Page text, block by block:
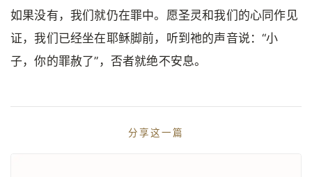
如果没有，我们就仍在罪中。愿圣灵和我们的心同作见
证，我们已经坐在耶稣脚前，听到祂的声音说：“小
子，你的罪赦了”，否者就绝不安息。
分享这一篇